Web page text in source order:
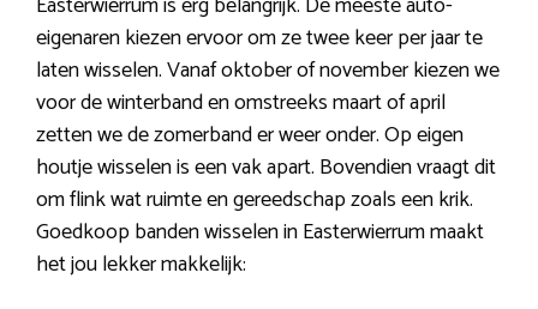
eigenaren kiezen ervoor om ze twee keer per jaar te
laten wisselen. Vanaf oktober of november kiezen we
voor de winterband en omstreeks maart of april
zetten we de zomerband er weer onder. Op eigen
houtje wisselen is een vak apart. Bovendien vraagt dit
om flink wat ruimte en gereedschap zoals een krik.
Goedkoop banden wisselen in Easterwierrum maakt
het jou lekker makkelijk: